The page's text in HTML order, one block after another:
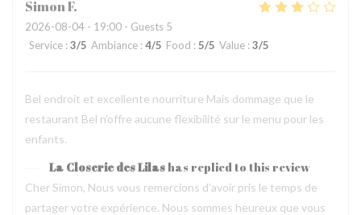
SimonF
2026-08-04 - 19:00 - Guests 5
Service : 3/5 Ambiance : 4/5 Food : 5/5 Value : 3/5
Bel endroit et excellente nourriture Mais dommage que le
restaurant Bel n’offre aucune flexibilité sur le menu pour les
enfants.
La Closerie des Lilashas replied to this review
Cher Simon, Nous vous remercions d’avoir pris le temps de
partager votre expérience. Nous sommes heureux que vous